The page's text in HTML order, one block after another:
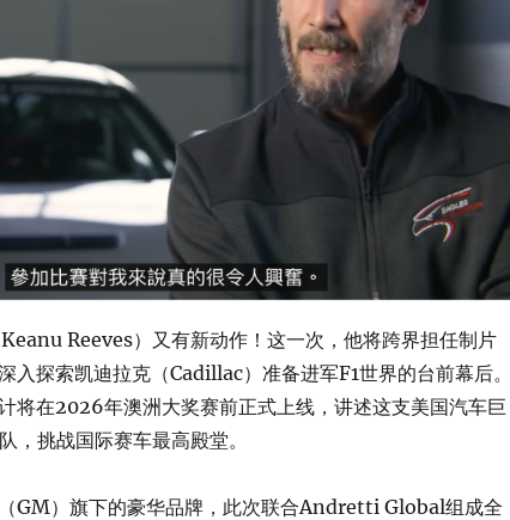
Reeves）又有新动作！这一次，他将跨界担任制片
入探索凯迪拉克（Cadillac）准备进军F1世界的台前幕后。
将在2026年澳洲大奖赛前正式上线，讲述这支美国汽车巨
，挑战国际赛车最高殿堂。
GM）旗下的豪华品牌，此次联合Andretti Global组成全